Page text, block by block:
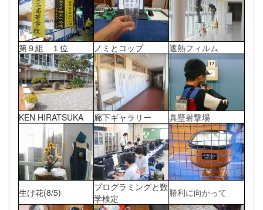
第９組 １位 ノミとコップ 遮熱フィルム
KEN HIRATSUKA 廊下ギャラリー 真壁射撃場
生け花(8/5)
プログラミングと数
学検定
勝利に向かって